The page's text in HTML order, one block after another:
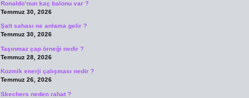
Ronaldo’nun kaç balonu var ?
Temmuz 30, 2026
Şalt sahası ne anlama gelir ?
Temmuz 30, 2026
Taşınmaz çap örneği nedir ?
Temmuz 28, 2026
Kozmik enerji çalışması nedir ?
Temmuz 26, 2026
Skechers neden rahat ?